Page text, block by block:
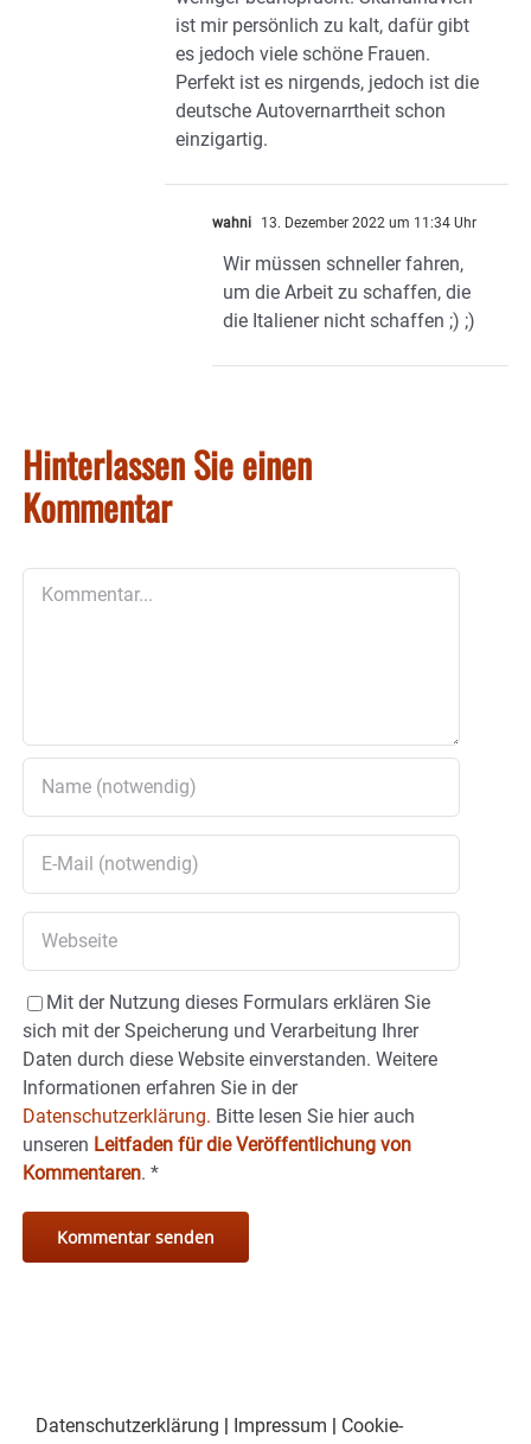
ist mir persönlich zu kalt, dafür gibt
es jedoch viele schöne Frauen.
Perfekt ist es nirgends, jedoch ist die
deutsche Autovernarrtheit schon
einzigartig.
wahni 13. Dezember 2022 um 11:34 Uhr
Wir müssen schneller fahren,
um die Arbeit zu schaffen, die
die Italiener nicht schaffen ;) ;)
Hinterlassen Sie einen
Kommentar
Mit der Nutzung dieses Formulars erklären Sie
sich mit der Speicherung und Verarbeitung Ihrer
Daten durch diese Website einverstanden. Weitere
Informationen erfahren Sie in der
Datenschutzerklärung. Bitte lesen Sie hier auch
unseren Leitfaden für die Veröffentlichung von
Kommentaren. *
Datenschutzerklärung | Impressum | Cookie-